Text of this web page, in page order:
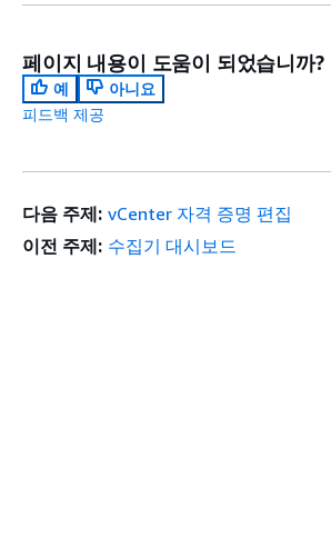
페이지 내용이 도움이 되었습니까?
예
아니요
피드백 제공
다음 주제: vCenter 자격 증명 편집
이전 주제: 수집기 대시보드